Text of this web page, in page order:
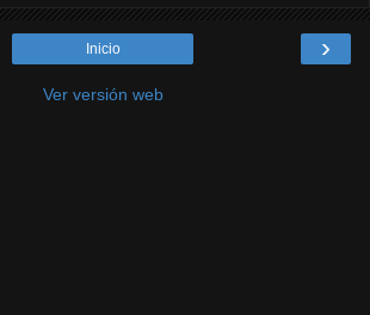
›
Inicio
Ver versión web